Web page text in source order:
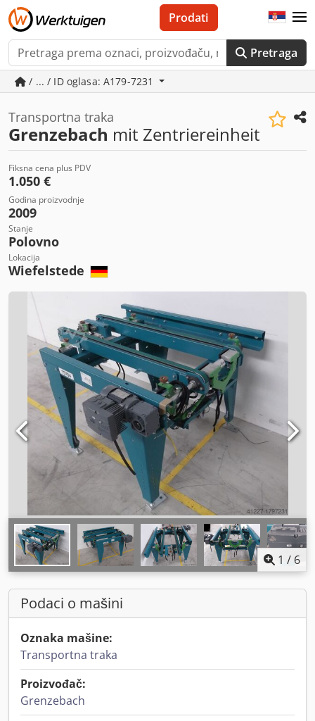
Pretraga
Prodati
/ ... / ID oglasa: A179-7231
Transportna traka
Grenzebach mit Zentriereinheit
Fiksna cena plus PDV
1.050 €
Godina proizvodnje
2009
Stanje
Polovno
Lokacija
Wiefelstede
1 / 6
Podaci o mašini
Oznaka mašine:
Transportna traka
Proizvođač:
Grenzebach